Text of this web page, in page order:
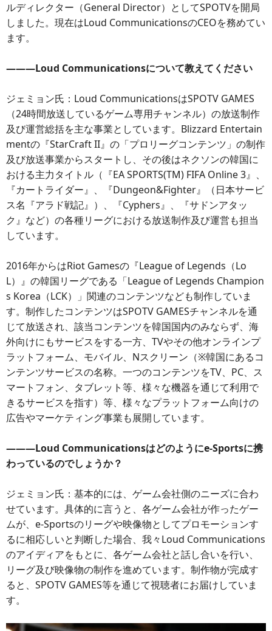
ルディレクター（General Director）としてSPOTVを開局
しました。現在はLoud CommunicationsのCEOを務めてい
ます。
―――Loud Communicationsについて教えてください
ジェミョン氏：Loud CommunicationsはSPOTV GAMES
（24時間放送しているゲーム専用チャンネル）の放送制作
及び運営総括を主な事業としています。Blizzard Entertain
mentの『StarCraft II』の「プロリーグコンテンツ」の制作
及び放送事業からスタートし、その後はネクソンの韓国に
おける主力タイトル（『EA SPORTS(TM) FIFA Online 3』、
『カートライダー』、『Dungeon&Fighter』（日本サービ
ス名『アラド戦記』）、『Cyphers』、『サドンアタッ
ク』など）の各種リーグにおける放送制作及び運営も担当
しています。
2016年からはRiot Gamesの『League of Legends（Lo
L）』の韓国リーグである「League of Legends Champion
s Korea（LCK）」関連のコンテンツなども制作していま
す。制作したコンテンツはSPOTV GAMESチャンネルを通
じて放送され、該当コンテンツを韓国国内のみならず、海
外向けにもサービスをする一方、TVやその他オンラインプ
ラットフォーム、モバイル、Nスクリーン（※韓国にあるコ
ンテンツサービスの名称。一つのコンテンツをTV、PC、ス
マートフォン、タブレット等、様々な機器を通じて利用で
きるサービスを指す）等、様々なプラットフォーム向けの
広告やマーケティング事業も展開しています。
―――Loud Communicationsはどのようにe-Sportsに携
わっているのでしょうか？
ジェミョン氏：基本的には、ゲーム会社側のニーズに合わ
せています。具体的に言うと、各ゲーム会社が作ったゲー
ムが、e-Sportsのリーグや映像物としてプロモーションす
るに相応しいと判断した場合、我々Loud Communications
のアイディアをもとに、各ゲーム会社と話し合いを行い、
リーグ及び映像物の制作を進めています。制作物が完成す
ると、SPOTV GAMES等を通じて視聴者にお届けしていま
す。